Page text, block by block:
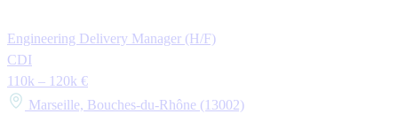
Engineering Delivery Manager (H/F)
CDI
110k – 120k €
Marseille, Bouches-du-Rhône (13002)